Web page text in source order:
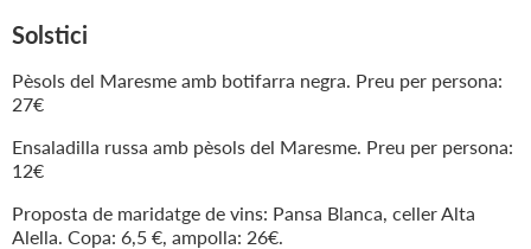
Solstici
Pèsols del Maresme amb botifarra negra. Preu per persona:
27€
Ensaladilla russa amb pèsols del Maresme. Preu per persona:
12€
Proposta de maridatge de vins: Pansa Blanca, celler Alta
Alella. Copa: 6,5 €, ampolla: 26€.